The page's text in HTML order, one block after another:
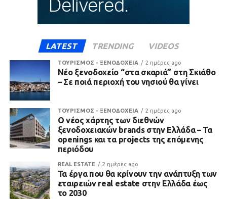
LATEST TRENDING VIDEOS
ΤΟΥΡΙΣΜΟΣ - ΞΕΝΟΔΟΧΕΙΑ 2 ημέρες ago
Νέο ξενοδοχείο “στα σκαριά” στη Σκιάθο
– Σε ποιά περιοχή του νησιού θα γίνει
ΤΟΥΡΙΣΜΟΣ - ΞΕΝΟΔΟΧΕΙΑ 2 ημέρες ago
Ο νέος χάρτης των διεθνών
ξενοδοχειακών brands στην Ελλάδα – Τα
openings και τα projects της επόμενης
περιόδου
REAL ESTATE 2 ημέρες ago
Τα έργα που θα κρίνουν την ανάπτυξη των
εταιρειών real estate στην Ελλάδα έως
το 2030